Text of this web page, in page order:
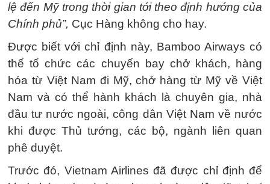
lệ đến Mỹ trong thời gian tới theo định hướng của
Chính phủ”, Cục Hàng không cho hay.
Được biết với chỉ định này, Bamboo Airways có
thể tổ chức các chuyến bay chở khách, hàng
hóa từ Việt Nam đi Mỹ, chở hàng từ Mỹ về Việt
Nam và có thể hành khách là chuyên gia, nhà
đầu tư nước ngoài, công dân Việt Nam về nước
khi được Thủ tướng, các bộ, ngành liên quan
phê duyệt.
Trước đó, Vietnam Airlines đã được chỉ định để